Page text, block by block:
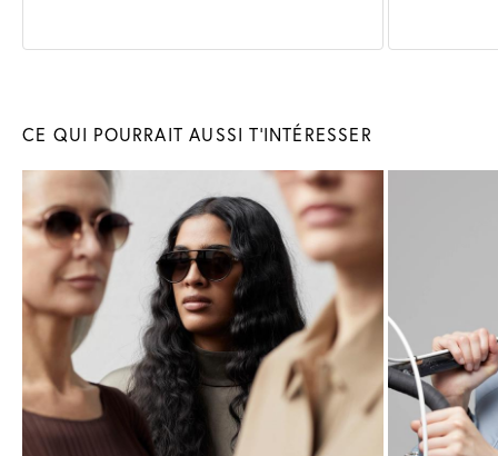
CE QUI POURRAIT AUSSI T'INTÉRESSER
de soleil